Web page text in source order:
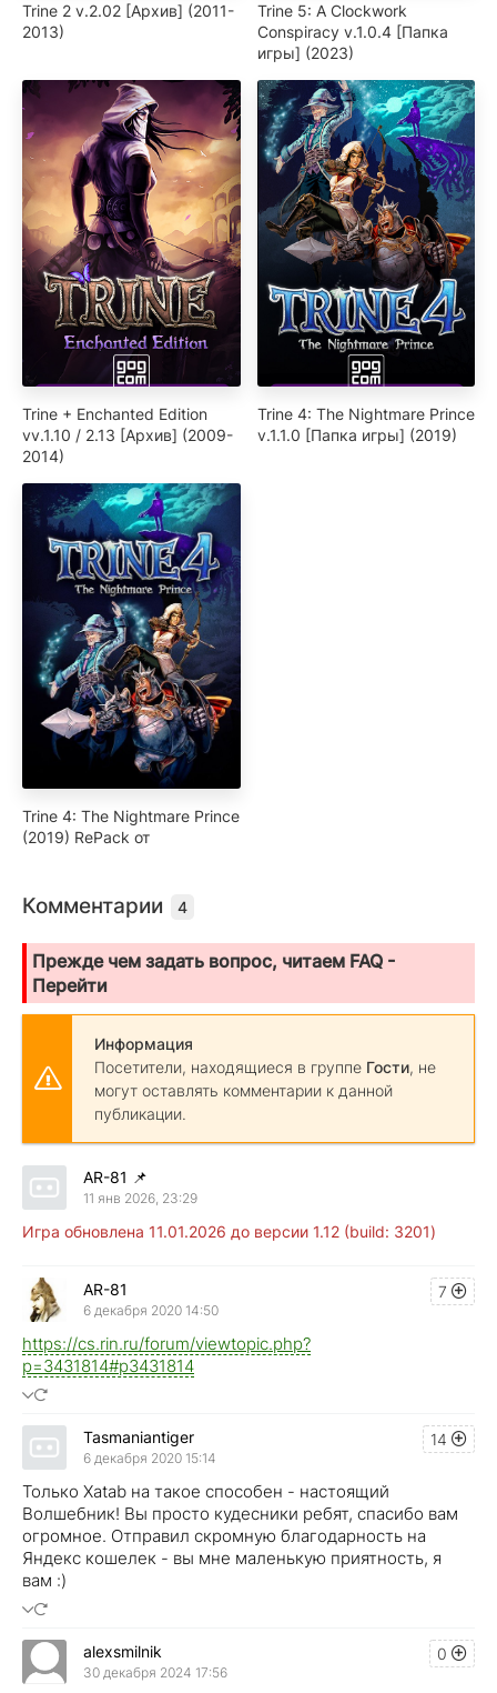
Trine 2 v.2.02 [Архив] (2011-
2013)
Trine 5: A Clockwork
Conspiracy v.1.0.4 [Папка
игры] (2023)
Trine + Enchanted Edition
vv.1.10 / 2.13 [Архив] (2009-
2014)
Trine 4: The Nightmare Prince
v.1.1.0 [Папка игры] (2019)
Trine 4: The Nightmare Prince
(2019) RePack от
Комментарии 4
Прежде чем задать вопрос, читаем FAQ -
Перейти
Информация
Посетители, находящиеся в группе Гости, не
могут оставлять комментарии к данной
публикации.
AR-81 📌
11 янв 2026, 23:29
Игра обновлена 11.01.2026 до версии 1.12 (build: 3201)
7
AR-81
6 декабря 2020 14:50
https://cs.rin.ru/forum/viewtopic.php?
p=3431814#p3431814
14
Tasmaniantiger
6 декабря 2020 15:14
Только Xatab на такое способен - настоящий
Волшебник! Вы просто кудесники ребят, спасибо вам
огромное. Отправил скромную благодарность на
Яндекс кошелек - вы мне маленькую приятность, я
вам :)
0
alexsmilnik
30 декабря 2024 17:56